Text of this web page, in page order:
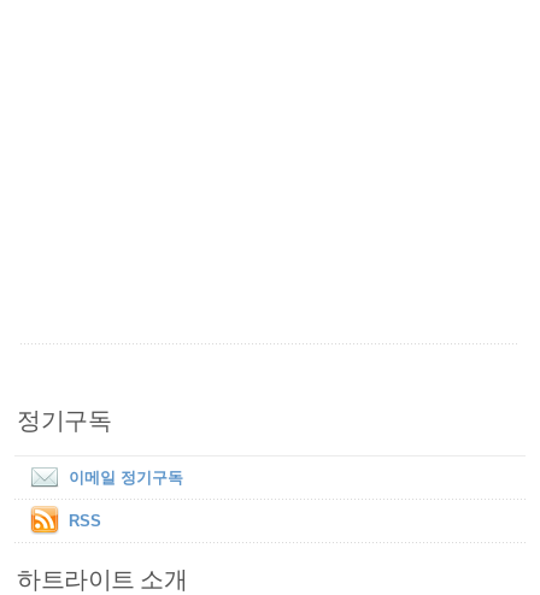
정기구독
이메일 정기구독
RSS
하트라이트 소개